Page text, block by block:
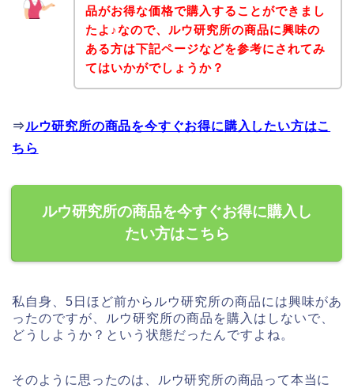
品がお得な価格で購入することができまし
たよ♪なので、ルウ研究所の商品に興味の
ある方は下記ページなどを参考にされてみ
てはいかがでしょうか？
⇒ルウ研究所の商品を今すぐお得に購入したい方はこ
ちら
ルウ研究所の商品を今すぐお得に購入し
たい方はこちら
私自身、5日ほど前からルウ研究所の商品には興味があ
ったのですが、ルウ研究所の商品を購入はしないで、
どうしようか？という状態だったんですよね。
そのように思ったのは、ルウ研究所の商品って本当に